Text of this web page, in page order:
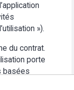
»).
du contrat.
porte
basées